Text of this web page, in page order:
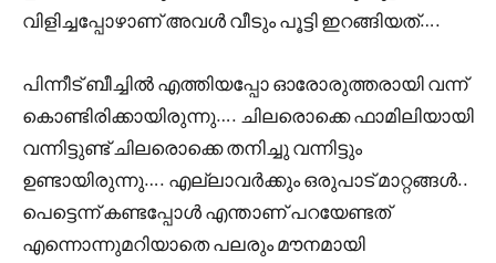
വിളിച്ചപ്പോഴാണ് അവൾ വീടും പൂട്ടി ഇറങ്ങിയത്….
പിന്നീട് ബീച്ചിൽ എത്തിയപ്പോ ഓരോരുത്തരായി വന്ന്
കൊണ്ടിരിക്കായിരുന്നു…. ചിലരൊക്കെ ഫാമിലിയായി
വന്നിട്ടുണ്ട് ചിലരൊക്കെ തനിച്ചു വന്നിട്ടും
ഉണ്ടായിരുന്നു…. എല്ലാവർക്കും ഒരുപാട് മാറ്റങ്ങൾ..
പെട്ടെന്ന് കണ്ടപ്പോൾ എന്താണ് പറയേണ്ടത്
എന്നൊന്നുമറിയാതെ പലരും മൗനമായി